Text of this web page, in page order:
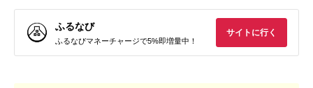
ふるなび
ふるなびマネーチャージで5%即増量中！
サイトに行く